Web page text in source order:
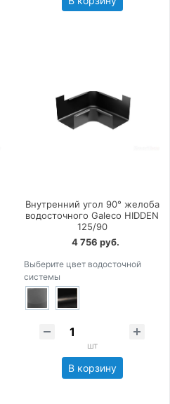
Внутренний угол 90° желоба
водосточного Galeco HIDDEN
125/90
4 756 руб.
Выберите цвет водосточной
системы
шт
В корзину